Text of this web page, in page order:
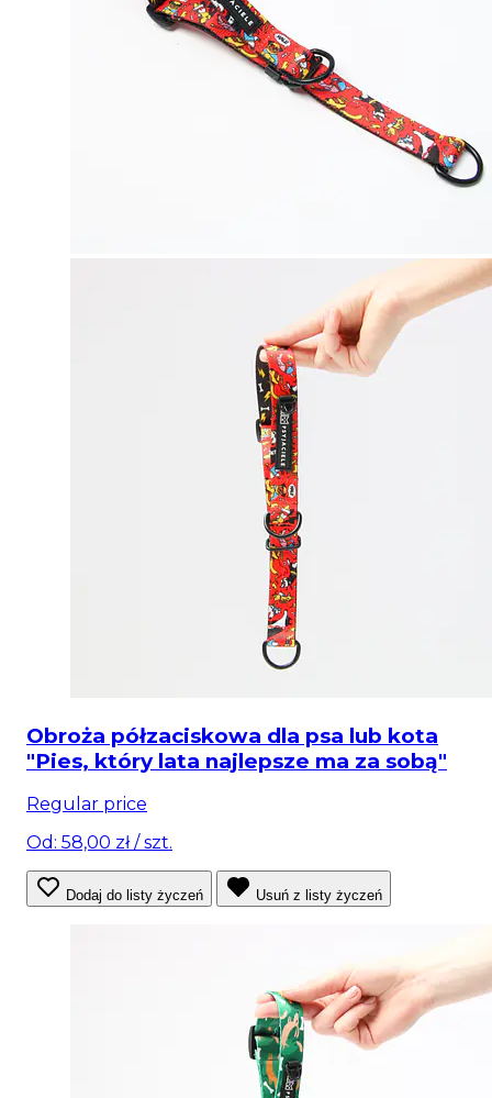
Obroża półzaciskowa dla psa lub kota
"Pies, który lata najlepsze ma za sobą"
Regular price
Od: 58,00 zł/ szt.
Dodaj do listy życzeń Usuń z listy życzeń